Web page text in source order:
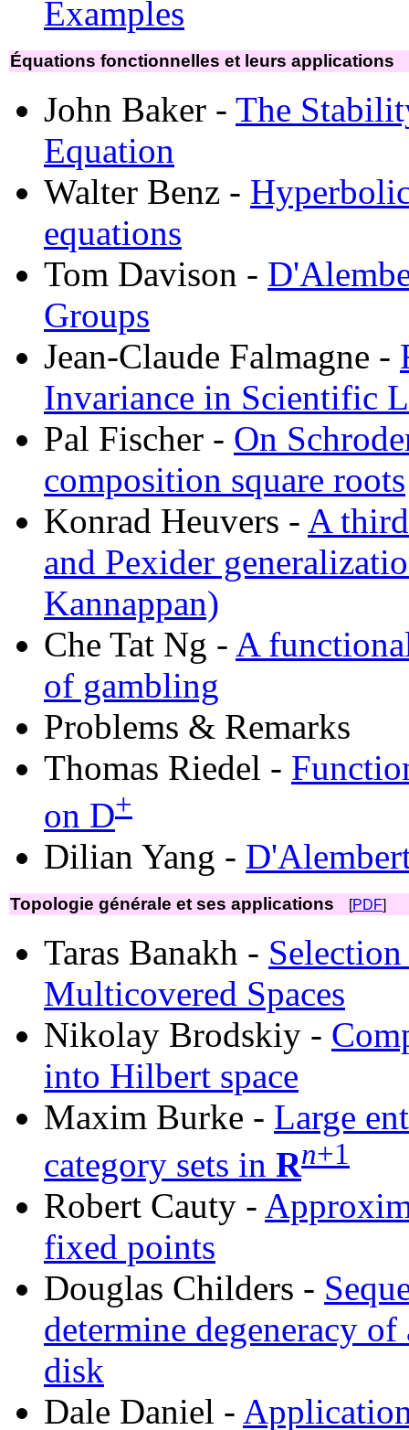
Examples
Équations fonctionnelles et leurs applications
John Baker - The
Equation
Walter Benz -
equations
Tom Davison -
Groups
Jean-Claude Falmagne -
Invariance in Scientific
Pal Fischer - On
composition square roots
Konrad Heuvers - A
and Pexider
Kannappan)
Che Tat Ng - A
of gambling
Problems & Remarks
Thomas Riedel -
on D+
Dilian Yang -
Topologie générale et ses applications PDF
Taras Banakh -
Multicovered Spaces
Nikolay Brodskiy -
into Hilbert space
Maxim Burke - Large
category sets in Rn+1
Robert Cauty -
fixed points
Douglas Childers -
determine degeneracy
disk
Dale Daniel -